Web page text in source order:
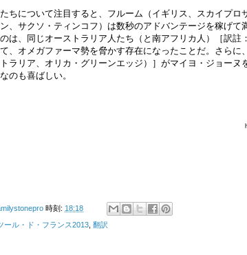
ちについて注目すると、フルーム（イギリス、スカイプロ
ン、サクソ・ティンコフ）は数秒のアドバンテージを稼げて
は、同じオーストラリア人たち（と南アフリカ人）［訳註
、オメガファーマ勢を脅かす存在になったことだ。さらに
トラリア、オリカ・グリーンエッジ）］がマイヨ・ジョーヌ
のも喜ばしい。
時刻: 18:18
ール・ド・フランス2013 翻訳